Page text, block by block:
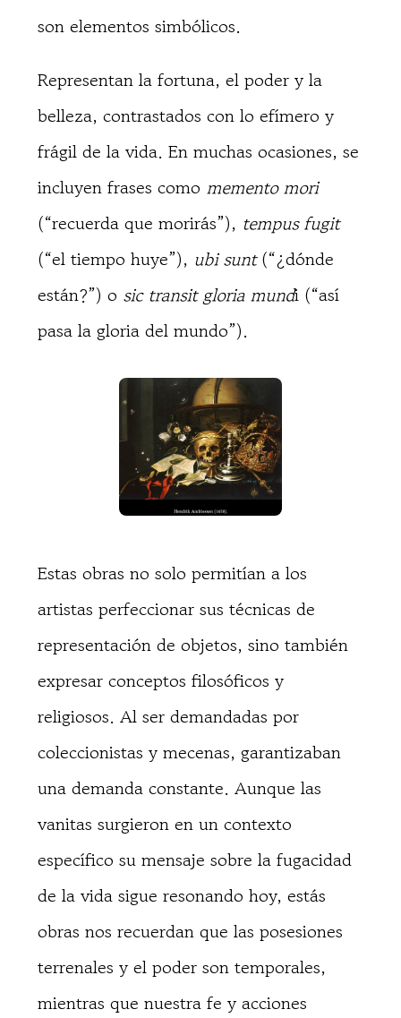
son elementos simbólicos.
Representan la fortuna, el poder y la
belleza, contrastados con lo efímero y
frágil de la vida. En muchas ocasiones, se
incluyen frases como memento mori
(“recuerda que morirás”), tempus fugit
(“el tiempo huye”), ubi sunt(“¿dónde
están?”) o sic transit gloria mundi (“así
pasa la gloria del mundo”).
Estas obras no solo permitían a los
artistas perfeccionar sus técnicas de
representación de objetos, sino también
expresar conceptos filosóficos y
religiosos. Al ser demandadas por
coleccionistas y mecenas, garantizaban
una demanda constante. Aunque las
vanitas surgieron en un contexto
específico su mensaje sobre la fugacidad
de la vida sigue resonando hoy, estás
obras nos recuerdan que las posesiones
terrenales y el poder son temporales,
mientras que nuestra fe y acciones